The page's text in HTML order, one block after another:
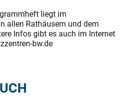
liegt im
allen Rathäusern und dem
Infos gibt es auch im Internet
bw.de